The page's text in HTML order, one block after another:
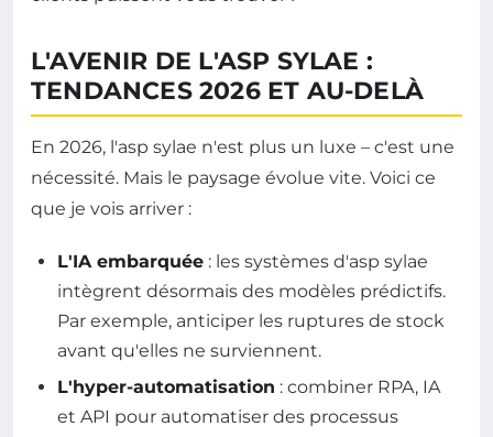
L'AVENIR DE L'ASP SYLAE :
TENDANCES 2026 ET AU-DELÀ
En 2026, l'asp sylae n'est plus un luxe – c'est une
nécessité. Mais le paysage évolue vite. Voici ce
que je vois arriver :
L'IA embarquée : les systèmes d'asp sylae
intègrent désormais des modèles prédictifs.
Par exemple, anticiper les ruptures de stock
avant qu'elles ne surviennent.
L'hyper-automatisation : combiner RPA, IA
et API pour automatiser des processus